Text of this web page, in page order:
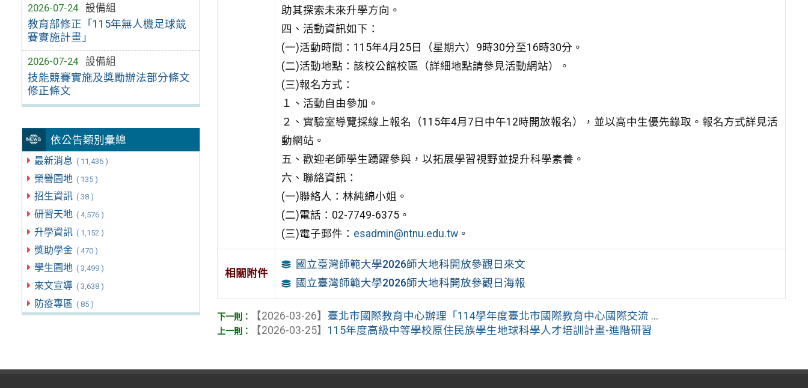
2026-07-24
設備組
教育部修正「115年無人機足球競
賽實施計畫」
2026-07-24
設備組
技能競賽實施及獎勵辦法部分條文
修正條文
依公告類別彙總
最新消息 ( 11,436 )
榮譽園地 ( 135 )
招生資訊 ( 38 )
研習天地 ( 4,576 )
升學資訊 ( 1,152 )
獎助學金 ( 470 )
學生園地 ( 3,499 )
來文宣導 ( 3,638 )
防疫專區 ( 85 )
助其探索未來升學方向。
四、活動資訊如下：
(一)活動時間：115年4月25日（星期六）9時30分至16時30分。
(二)活動地點：該校公館校區（詳細地點請參見活動網站）。
(三)報名方式：
１、活動自由參加。
２、實驗室導覽採線上報名（115年4月7日中午12時開放報名），並以高中生優先錄取。報名方式詳見活
動網站。
五、歡迎老師學生踴躍參與，以拓展學習視野並提升科學素養。
六、聯絡資訊：
(一)聯絡人：林純綿小姐。
(二)電話：02-7749-6375。
(三)電子郵件： esadmin@ntnu.edu.tw。
相關附件
國立臺灣師範大學2026師大地科開放參觀日來文
國立臺灣師範大學2026師大地科開放參觀日海報
【2026-03-26】 臺北市國際教育中心辦理「114學年度臺北市國際教育中心國際交流 ...
【2026-03-25】 115年度高級中等學校原住民族學生地球科學人才培訓計畫-進階研習